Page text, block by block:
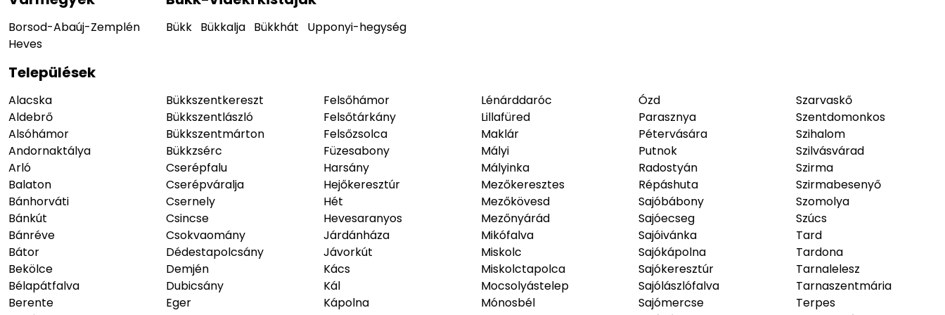
Borsod-Abaúj-Zemplén
Heves
Bükk Bükkalja Bükkhát Upponyi-hegység
Települések
Alacska
Aldebrő
Alsóhámor
Andornaktálya
Arló
Balaton
Bánhorváti
Bánkút
Bánréve
Bátor
Bekölce
Bélapátfalva
Berente
Bükkszentkereszt
Bükkszentlászló
Bükkszentmárton
Bükkzsérc
Cserépfalu
Cserépváralja
Csernely
Csincse
Csokvaomány
Dédestapolcsány
Demjén
Dubicsány
Eger
Felsőhámor
Felsőtárkány
Felsőzsolca
Füzesabony
Harsány
Hejőkeresztúr
Hét
Hevesaranyos
Járdánháza
Jávorkút
Kács
Kál
Kápolna
Lénárddaróc
Lillafüred
Maklár
Mályi
Mályinka
Mezőkeresztes
Mezőkövesd
Mezőnyárád
Mikófalva
Miskolc
Miskolctapolca
Mocsolyástelep
Mónosbél
Ózd
Parasznya
Pétervására
Putnok
Radostyán
Répáshuta
Sajóbábony
Sajóecseg
Sajóivánka
Sajókápolna
Sajókeresztúr
Sajólászlófalva
Sajómercse
Szarvaskő
Szentdomonkos
Szihalom
Szilvásvárad
Szirma
Szirmabesenyő
Szomolya
Szúcs
Tard
Tardona
Tarnalelesz
Tarnaszentmária
Terpes